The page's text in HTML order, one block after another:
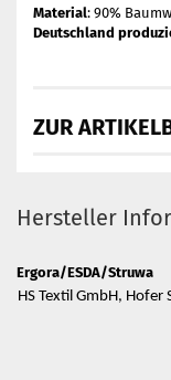
Material: 90%
Deutschland
ZUR
Hersteller
Ergora/ESDA/Struwa
HS Textil GmbH,